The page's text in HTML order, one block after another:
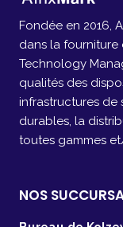
Fondée en 2016,
dans la fourniture
Technology
qualités des
infrastructures de
durables, la
toutes gammes
NOS